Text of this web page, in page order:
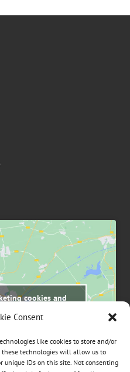
Consent
like cookies to store and/or
these technologies will allow us to
unique IDs on this site. Not consenting
cookies and